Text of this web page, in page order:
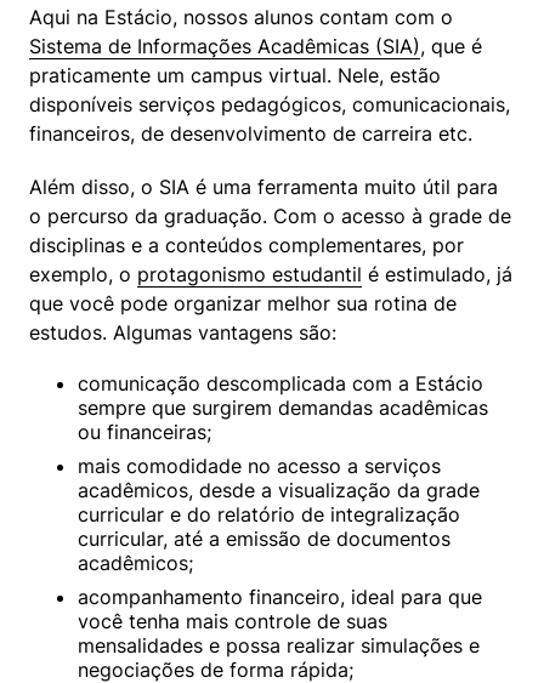
Sistema de Informações Acadêmicas (SIA), que é
praticamente um campus virtual. Nele, estão
disponíveis serviços pedagógicos, comunicacionais,
financeiros, de desenvolvimento de carreira etc.
Além disso, o SIA é uma ferramenta muito útil para
o percurso da graduação. Com o acesso à grade de
disciplinas e a conteúdos complementares, por
exemplo, o protagonismo estudantil é estimulado, já
que você pode organizar melhor sua rotina de
estudos. Algumas vantagens são:
comunicação descomplicada com a Estácio
sempre que surgirem demandas acadêmicas
ou financeiras;
mais comodidade no acesso a serviços
acadêmicos, desde a visualização da grade
curricular e do relatório de integralização
curricular, até a emissão de documentos
acadêmicos;
acompanhamento financeiro, ideal para que
você tenha mais controle de suas
mensalidades e possa realizar simulações e
negociações de forma rápida;